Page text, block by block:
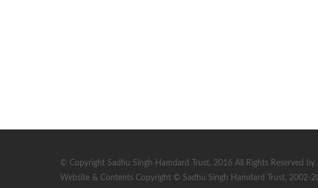
© Copyright Sadhu Singh Hamdard Trust, 2016 All Rights Reserved by
Website & Contents Copyright © Sadhu Singh Hamdard Trust, 2002-